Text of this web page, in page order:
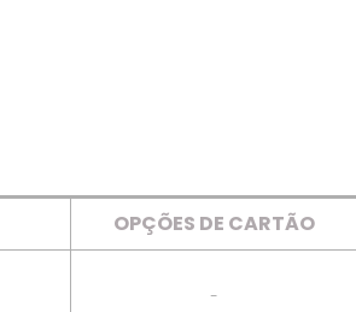
OPÇÕES DE CARTÃO
-